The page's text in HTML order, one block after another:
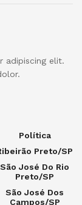
adipiscing elit.
Política
Preto/SP
São José Do Rio
Preto/SP
São José Dos
Campos/SP